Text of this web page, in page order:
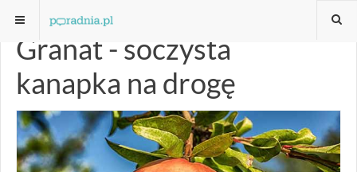
Granat - soczysta
kanapka na drogę